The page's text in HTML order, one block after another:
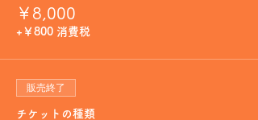
￥8,000
+￥800 消費税
販売終了
チケットの種類